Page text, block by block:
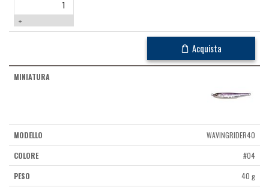
+
Acquista
WAVINGRIDER40
#04
40 g